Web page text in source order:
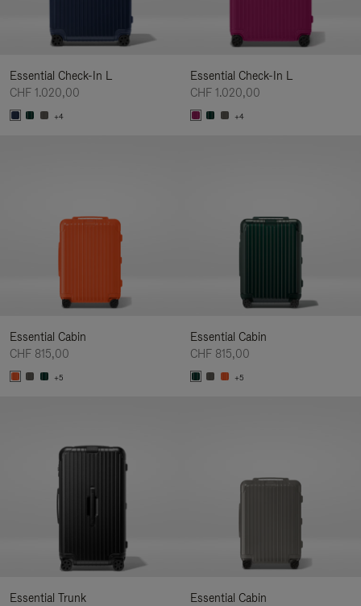
Essential Check-In L
CHF 1.020,00
+4
Essential Check-In L
CHF 1.020,00
+4
Essential Cabin
CHF 815,00
+5
Essential Cabin
CHF 815,00
+5
Essential Trunk
Essential Cabin